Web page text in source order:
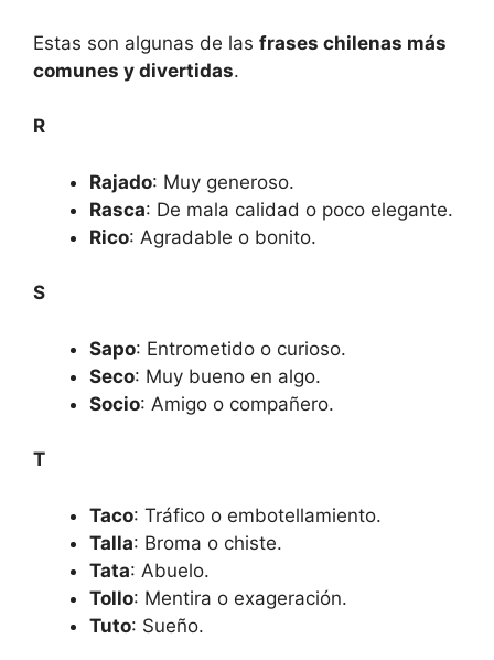
Estas son algunas de las frases chilenas más
comunes y divertidas.
R
Rajado: Muy generoso.
Rasca: De mala calidad o poco elegante.
Rico: Agradable o bonito.
S
Sapo: Entrometido o curioso.
Seco: Muy bueno en algo.
Socio: Amigo o compañero.
T
Taco: Tráfico o embotellamiento.
Talla: Broma o chiste.
Tata: Abuelo.
Tollo: Mentira o exageración.
Tuto: Sueño.